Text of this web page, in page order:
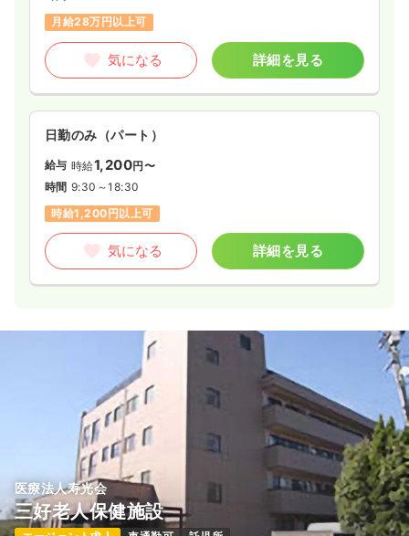
月給28万円以上可
気になる 詳細を見る
日勤のみ（パート）
給与 時給1,200円〜
時間 9:30～18:30
時給1,200円以上可
気になる 詳細を見る
医療法人寿光会
三好老人保健施設